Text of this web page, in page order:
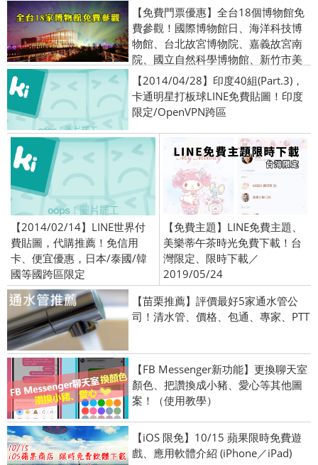
【免費門票優惠】全台18個博物館免
費參觀！國際博物館日、海洋科技博
物館、台北故宮博物院、嘉義故宮南
院、國立自然科學博物館、新竹市美
術館、台灣博物館
【2014/04/28】印度40組(Part.3)，
卡通明星打板球LINE免費貼圖！印度
限定/OpenVPN跨區
【2014/02/14】LINE世界付
費貼圖，代購推薦！免信用
卡、便宜優惠，日本/泰國/韓
國等國跨區限定
【免費主題】LINE免費主題、
美樂蒂午茶時光免費下載！台
灣限定、限時下載／
2019/05/24
【苗栗推薦】評價最好5家通水管公
司！清水管、價格、包通、專家、PTT
【FB Messenger新功能】更換聊天室
顏色、把讚換成小豬、愛心等其他圖
案！（使用教學）
【iOS 限免】10/15 蘋果限時免費遊
戲、應用軟體介紹 (iPhone／iPad)